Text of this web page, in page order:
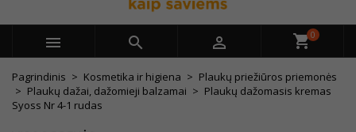
   0
Pagrindinis Kosmetika ir higiena
Plaukų priežiūros priemonės
Plaukų dažai, dažomieji balzamai
Plaukų dažomasis kremas
Syoss Nr 4-1 rudas